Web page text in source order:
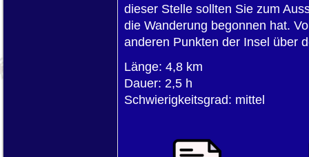
dieser Stelle sollten Sie zum
die Wanderung begonnen hat.
anderen Punkten der Insel über
Länge: 4,8 km
Dauer: 2,5 h
Schwierigkeitsgrad: mittel